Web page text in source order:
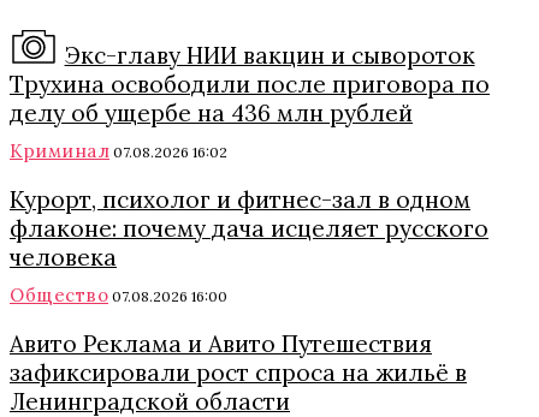
Экс-главу НИИ вакцин и сывороток
Трухина освободили после приговора по
делу об ущербе на 436 млн рублей
Криминал 07.08.2026 16:02
Курорт, психолог и фитнес-зал в одном
флаконе: почему дача исцеляет русского
человека
Общество 07.08.2026 16:00
Авито Реклама и Авито Путешествия
зафиксировали рост спроса на жильё в
Ленинградской области